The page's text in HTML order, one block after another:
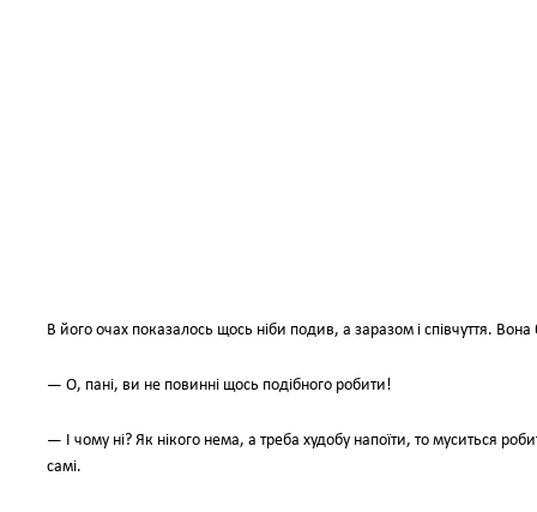
В його очах показалось щось ніби подив, а заразом і співчуття.
— О, пані, ви не повинні щось подібного робити!
— І чому ні? Як нікого нема, а треба худобу напоїти, то муситься
самі.